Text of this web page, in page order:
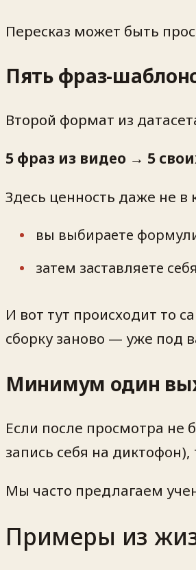
Пересказ может быть
Пять фраз-
Второй формат из
5 фраз из видео → 5
Здесь ценность даже не в
вы выбираете
затем заставляете
И вот тут происходит то
сборку заново — уже под
Минимум один
Если после просмотра не
запись себя на
Мы часто предлагаем
Примеры из